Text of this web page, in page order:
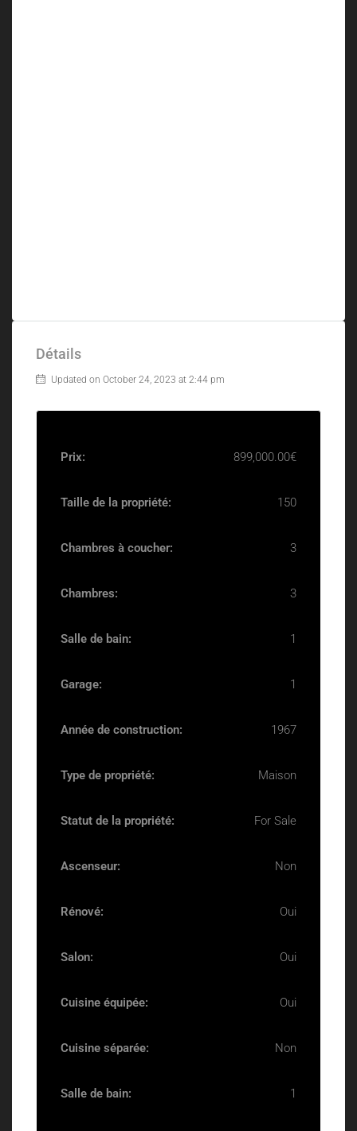
Détails
Updated on October 24, 2023 at 2:44 pm
Prix: 899,000.00€
Taille de la propriété: 150
Chambres à coucher: 3
Chambres: 3
Salle de bain: 1
Garage: 1
Année de construction: 1967
Type de propriété: Maison
Statut de la propriété: For Sale
Ascenseur: Non
Rénové: Oui
Salon: Oui
Cuisine équipée: Oui
Cuisine séparée: Non
Salle de bain: 1